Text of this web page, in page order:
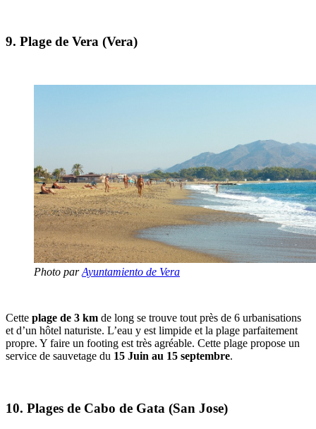
9. Plage de Vera (Vera)
Photo parAyuntamiento de Vera
Cette plage de 3 km de long se trouve tout près de 6 urbanisations
et d’un hôtel naturiste. L’eau y est limpide et la plage parfaitement
propre. Y faire un footing est très agréable. Cette plage propose un
service de sauvetage du 15 Juin au 15 septembre.
10. Plages de Cabo de Gata (San Jose)